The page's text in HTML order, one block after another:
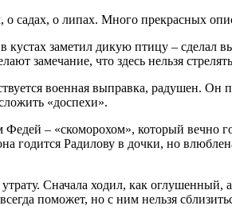
о садах, о липах. Много прекрасных
кустах заметил дикую птицу –
замечание, что здесь нельзя
военная выправка, радушен.
«доспехи».
– «скоморохом», который вечно
годится Радилову в дочки, но
Сначала ходил, как оглушенный,
поможет, но с ним нельзя